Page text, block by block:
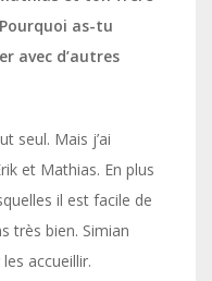
as-tu
avec d’autres
seul. Mais j’ai
et Mathias. En plus
il est facile de
très bien. Simian
accueillir.